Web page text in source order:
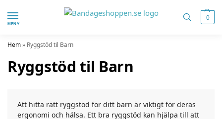
MENY
0
Hem» Ryggstöd til Barn
Ryggstöd til Barn
Att hitta rätt ryggstöd för ditt barn är viktigt för deras
ergonomi och hälsa. Ett bra ryggstöd kan hjälpa till att